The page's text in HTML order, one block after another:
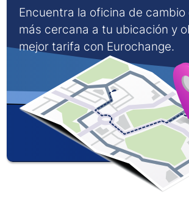
Encuentra la oficina de cambio
más cercana a tu ubicación y
mejor tarifa con Eurochange.